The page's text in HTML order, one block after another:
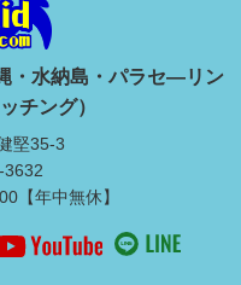
・水納島・パラセ―リン
チング）
堅35-3
3632
【年中無休】